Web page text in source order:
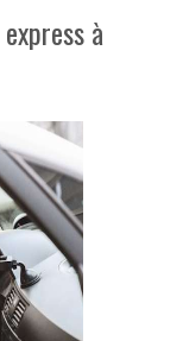
à